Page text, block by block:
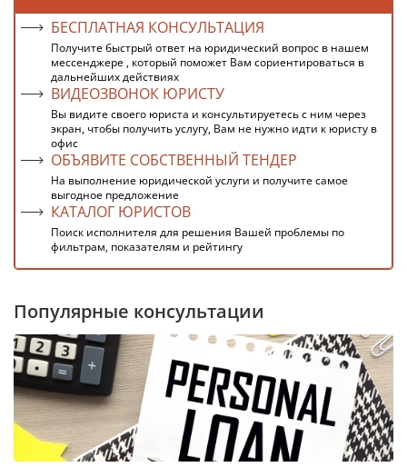
БЕСПЛАТНАЯ КОНСУЛЬТАЦИЯ
Получите быстрый ответ на юридический вопрос в нашем
мессенджере , который поможет Вам сориентироваться в
дальнейших действиях
ВИДЕОЗВОНОК ЮРИСТУ
Вы видите своего юриста и консультируетесь с ним через
экран, чтобы получить услугу, Вам не нужно идти к юристу в
офис
ОБЪЯВИТЕ СОБСТВЕННЫЙ ТЕНДЕР
На выполнение юридической услуги и получите самое
выгодное предложение
КАТАЛОГ ЮРИСТОВ
Поиск исполнителя для решения Вашей проблемы по
фильтрам, показателям и рейтингу
Популярные консультации